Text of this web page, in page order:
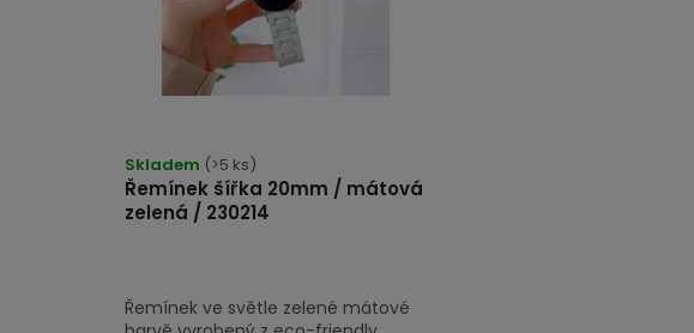
Řemínek šířka 20mm / mátová
zelená / 230214
Skladem (>5 ks)
Řemínek ve světle zelené mátové